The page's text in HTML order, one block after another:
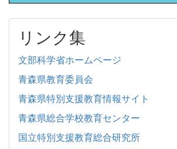
リンク集
文部科学省ホームページ
青森県教育委員会
青森県特別支援教育情報サイト
青森県総合学校教育センター
国立特別支援教育総合研究所